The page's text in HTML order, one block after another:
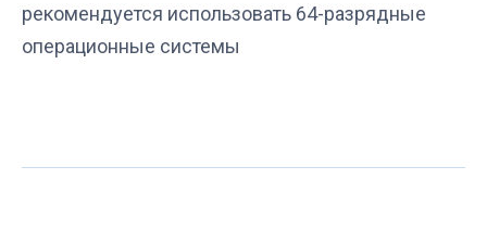
рекомендуется использовать 64-разрядные
операционные системы